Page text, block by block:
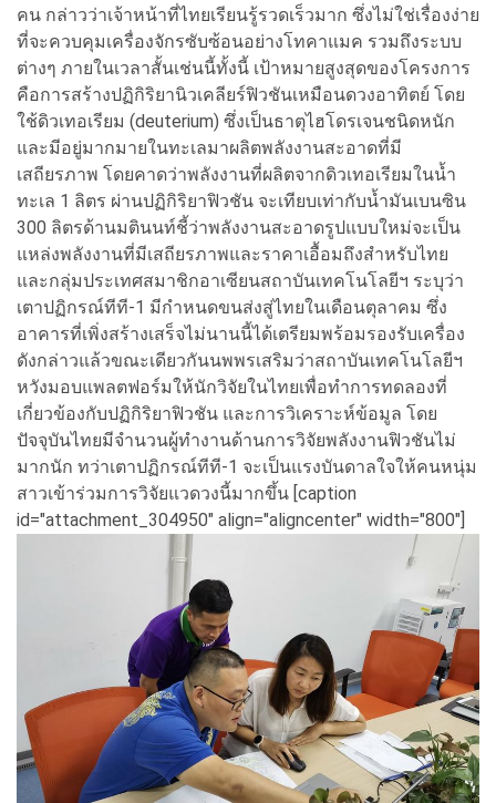
คน กล่าวว่าเจ้าหน้าที่ไทยเรียนรู้รวดเร็วมาก ซึ่งไม่ใช่เรื่องง่าย
ที่จะควบคุมเครื่องจักรซับซ้อนอย่างโทคาแมค รวมถึงระบบ
ต่างๆ ภายในเวลาสั้นเช่นนี้ทั้งนี้ เป้าหมายสูงสุดของโครงการ
คือการสร้างปฏิกิริยานิวเคลียร์ฟิวชันเหมือนดวงอาทิตย์ โดย
ใช้ดิวเทอเรียม (deuterium) ซึ่งเป็นธาตุไฮโดรเจนชนิดหนัก
และมีอยู่มากมายในทะเลมาผลิตพลังงานสะอาดที่มี
เสถียรภาพ โดยคาดว่าพลังงานที่ผลิตจากดิวเทอเรียมในน้ำ
ทะเล 1 ลิตร ผ่านปฏิกิริยาฟิวชัน จะเทียบเท่ากับน้ำมันเบนซิน
300 ลิตรด้านมตินนท์ชี้ว่าพลังงานสะอาดรูปแบบใหม่จะเป็น
แหล่งพลังงานที่มีเสถียรภาพและราคาเอื้อมถึงสำหรับไทย
และกลุ่มประเทศสมาชิกอาเซียนสถาบันเทคโนโลยีฯ ระบุว่า
เตาปฏิกรณ์ทีที-1 มีกำหนดขนส่งสู่ไทยในเดือนตุลาคม ซึ่ง
อาคารที่เพิ่งสร้างเสร็จไม่นานนี้ได้เตรียมพร้อมรองรับเครื่อง
ดังกล่าวแล้วขณะเดียวกันนพพรเสริมว่าสถาบันเทคโนโลยีฯ
หวังมอบแพลตฟอร์มให้นักวิจัยในไทยเพื่อทำการทดลองที่
เกี่ยวข้องกับปฏิกิริยาฟิวชัน และการวิเคราะห์ข้อมูล โดย
ปัจจุบันไทยมีจำนวนผู้ทำงานด้านการวิจัยพลังงานฟิวชันไม่
มากนัก ทว่าเตาปฏิกรณ์ทีที-1 จะเป็นแรงบันดาลใจให้คนหนุ่ม
สาวเข้าร่วมการวิจัยแวดวงนี้มากขึ้น [caption
id="attachment_304950" align="aligncenter" width="800"]